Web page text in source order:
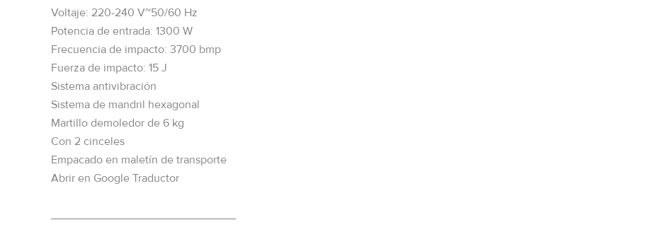
Voltaje: 220-240 V~50/60 Hz
Potencia de entrada: 1300 W
Frecuencia de impacto: 3700 bmp
Fuerza de impacto: 15 J
Sistema antivibración
Sistema de mandril hexagonal
Martillo demoledor de 6 kg
Con 2 cinceles
Empacado en maletín de transporte
Abrir en Google Traductor